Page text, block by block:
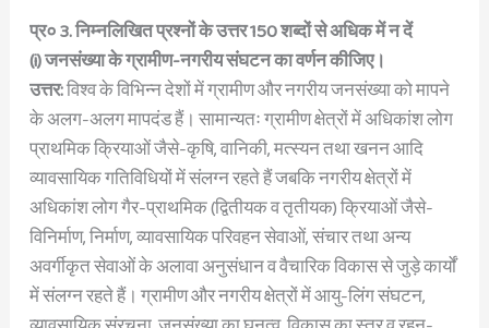
प्र० 3. निम्नलिखित प्रश्नों के उत्तर 150 शब्दों से अधिक में न दें
(i) जनसंख्या के ग्रामीण-नगरीय संघटन का वर्णन कीजिए।
उत्तर:विश्व के विभिन्न देशों में ग्रामीण और नगरीय जनसंख्या को मापने
के अलग-अलग मापदंड हैं। सामान्यतः ग्रामीण क्षेत्रों में अधिकांश लोग
प्राथमिक क्रियाओं जैसे-कृषि, वानिकी, मत्स्यन तथा खनन आदि
व्यावसायिक गतिविधियों में संलग्न रहते हैं जबकि नगरीय क्षेत्रों में
अधिकांश लोग गैर-प्राथमिक (द्वितीयक व तृतीयक) क्रियाओं जैसे-
विनिर्माण, निर्माण, व्यावसायिक परिवहन सेवाओं, संचार तथा अन्य
अवर्गीकृत सेवाओं के अलावा अनुसंधान व वैचारिक विकास से जुड़े कार्यों
में संलग्न रहते हैं। ग्रामीण और नगरीय क्षेत्रों में आयु-लिंग संघटन,